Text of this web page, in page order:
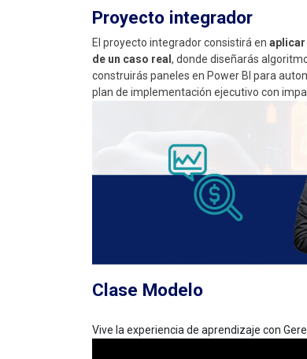
Proyecto integrador
El proyecto integrador consistirá en aplicar
de un caso real , donde diseñarás
construirás paneles en Power BI para
plan de implementación ejecutivo con
Clase Modelo
Vive la experiencia de aprendizaje con